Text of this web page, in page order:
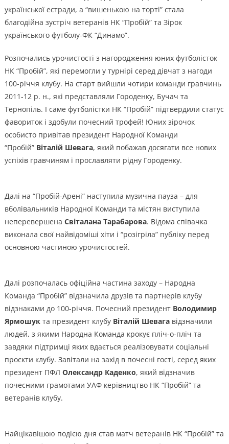
української естради, а “вишенькою на торті” стала
благодійна зустріч ветеранів НК “Пробій” та Зірок
українського футболу-ФК “Динамо”.
Розпочались урочистості з нагородження юних футболісток
НК “Пробій”, які перемогли у турнірі серед дівчат з нагоди
100-річчя клубу. На старт вийшли чотири команди гравчинь
2011-12 р. н., які представляли Городенку, Бучач та
Тернопіль. І саме футболістки НК “Пробій” підтвердили статус
фавориток і здобули почесний трофей! Юних зірочок
особисто привітав президент Народної Команди
“Пробій” Віталій Шевага, який побажав досягати все нових
успіхів гравчиням і прославляти рідну Городенку.
Далі на “Пробій-Арені” наступила музична пауза – для
вболівальників Народної Команди та містян виступила
неперевершена Світалана Тарабарова. Відома співачка
виконала свої найвідоміші хіти і “розігріла” публіку перед
основною частиною урочистостей.
Далі розпочалась офіційна частина заходу – Народна
Команда “Пробій” відзначила друзів та партнерів клубу
відзнаками до 100-річчя. Почесний президент Володимир
Ярмошукта президент клубу Віталій Шевагавідзначили
людей, з якими Народна Команда крокує пліч-о-пліч та
завдяки підтримці яких вдається реалізовувати соціальні
проєкти клубу. Завітали на захід в почесні гості, серед яких
президент ПФЛ Олександр Каденко, який відзначив
почесними грамотами УАФ керівництво НК “Пробій” та
ветеранів клубу.
Найцікавішою подією дня став матч ветеранів НК “Пробій” та